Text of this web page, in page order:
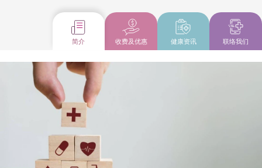
简介 收费及优惠 健康资讯 联络我们